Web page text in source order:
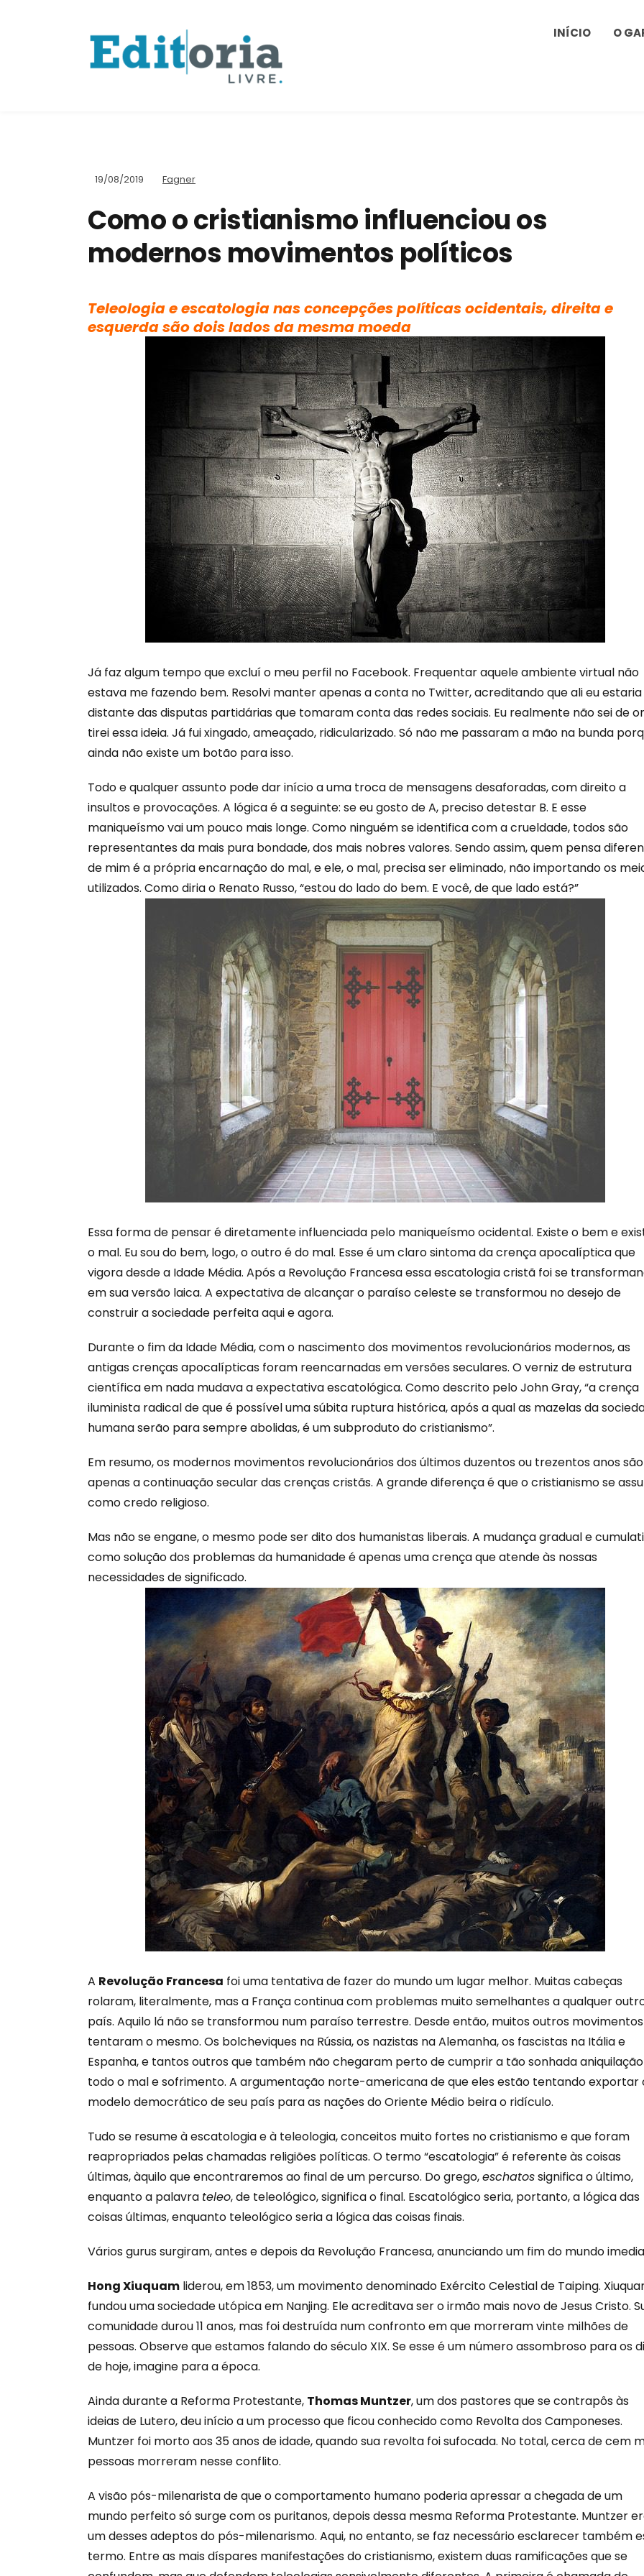
INÍCIO O
19/08/2019 Fagner
Como o cristianismo influenciou os
modernos movimentos políticos
Teleologia e escatologia nas concepções políticas ocidentais, direita e
esquerda são dois lados da mesma moeda
Já faz algum tempo que excluí o meu perfil no Facebook. Frequentar aquele ambiente virtual não
estava me fazendo bem. Resolvi manter apenas a conta no Twitter, acreditando que ali eu estaria
distante das disputas partidárias que tomaram conta das redes sociais. Eu realmente não sei de
tirei essa ideia. Já fui xingado, ameaçado, ridicularizado. Só não me passaram a mão na bunda
ainda não existe um botão para isso.
Todo e qualquer assunto pode dar início a uma troca de mensagens desaforadas, com direito a
insultos e provocações. A lógica é a seguinte: se eu gosto de A, preciso detestar B. E esse
maniqueísmo vai um pouco mais longe. Como ninguém se identifica com a crueldade, todos são
representantes da mais pura bondade, dos mais nobres valores. Sendo assim, quem pensa
de mim é a própria encarnação do mal, e ele, o mal, precisa ser eliminado, não importando os
utilizados. Como diria o Renato Russo, “estou do lado do bem. E você, de que lado está?”
Essa forma de pensar é diretamente influenciada pelo maniqueísmo ocidental. Existe o bem e
o mal. Eu sou do bem, logo, o outro é do mal. Esse é um claro sintoma da crença apocalíptica que
vigora desde a Idade Média. Após a Revolução Francesa essa escatologia cristã foi se
em sua versão laica. A expectativa de alcançar o paraíso celeste se transformou no desejo de
construir a sociedade perfeita aqui e agora.
Durante o fim da Idade Média, com o nascimento dos movimentos revolucionários modernos, as
antigas crenças apocalípticas foram reencarnadas em versões seculares. O verniz de estrutura
científica em nada mudava a expectativa escatológica. Como descrito pelo John Gray, “a crença
iluminista radical de que é possível uma súbita ruptura histórica, após a qual as mazelas da
humana serão para sempre abolidas, é um subproduto do cristianismo”.
Em resumo, os modernos movimentos revolucionários dos últimos duzentos ou trezentos anos são
apenas a continuação secular das crenças cristãs. A grande diferença é que o cristianismo se
como credo religioso.
Mas não se engane, o mesmo pode ser dito dos humanistas liberais. A mudança gradual e
como solução dos problemas da humanidade é apenas uma crença que atende às nossas
necessidades de significado.
A Revolução Francesa foi uma tentativa de fazer do mundo um lugar melhor. Muitas cabeças
rolaram, literalmente, mas a França continua com problemas muito semelhantes a qualquer
país. Aquilo lá não se transformou num paraíso terrestre. Desde então, muitos outros movimentos
tentaram o mesmo. Os bolcheviques na Rússia, os nazistas na Alemanha, os fascistas na Itália e
Espanha, e tantos outros que também não chegaram perto de cumprir a tão sonhada
todo o mal e sofrimento. A argumentação norte-americana de que eles estão tentando exportar
modelo democrático de seu país para as nações do Oriente Médio beira o ridículo.
Tudo se resume à escatologia e à teleologia, conceitos muito fortes no cristianismo e que foram
reapropriados pelas chamadas religiões políticas. O termo “escatologia” é referente às coisas
últimas, àquilo que encontraremos ao final de um percurso. Do grego,eschatossignifica o último,
enquanto a palavra teleo, de teleológico, significa o final. Escatológico seria, portanto, a lógica das
coisas últimas, enquanto teleológico seria a lógica das coisas finais.
Vários gurus surgiram, antes e depois da Revolução Francesa, anunciando um fim do mundo
Hong Xiuquam liderou, em 1853, um movimento denominado Exército Celestial de Taiping.
fundou uma sociedade utópica em Nanjing. Ele acreditava ser o irmão mais novo de Jesus Cristo.
comunidade durou 11 anos, mas foi destruída num confronto em que morreram vinte milhões de
pessoas. Observe que estamos falando do século XIX. Se esse é um número assombroso para os
de hoje, imagine para a época.
Ainda durante a Reforma Protestante, Thomas Muntzer, um dos pastores que se contrapôs às
ideias de Lutero, deu início a um processo que ficou conhecido como Revolta dos Camponeses.
Muntzer foi morto aos 35 anos de idade, quando sua revolta foi sufocada. No total, cerca de cem
pessoas morreram nesse conflito.
A visão pós-milenarista de que o comportamento humano poderia apressar a chegada de um
mundo perfeito só surge com os puritanos, depois dessa mesma Reforma Protestante. Muntzer
um desses adeptos do pós-milenarismo. Aqui, no entanto, se faz necessário esclarecer também
termo. Entre as mais díspares manifestações do cristianismo, existem duas ramificações que se